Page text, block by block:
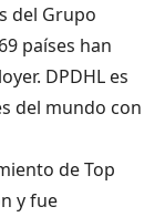
del Grupo
países han
DPDHL es
del mundo con
de Top
y fue